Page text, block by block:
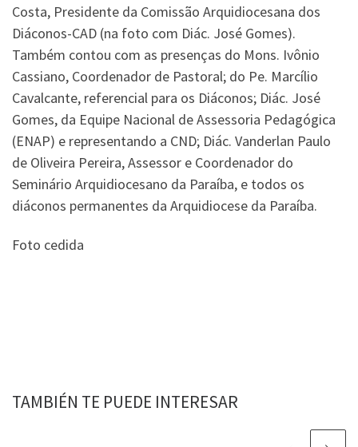
Costa, Presidente da Comissão Arquidiocesana dos
Diáconos-CAD (na foto com Diác. José Gomes).
Também contou com as presenças do Mons. Ivônio
Cassiano, Coordenador de Pastoral; do Pe. Marcílio
Cavalcante, referencial para os Diáconos; Diác. José
Gomes, da Equipe Nacional de Assessoria Pedagógica
(ENAP) e representando a CND; Diác. Vanderlan Paulo
de Oliveira Pereira, Assessor e Coordenador do
Seminário Arquidiocesano da Paraíba, e todos os
diáconos permanentes da Arquidiocese da Paraíba.
Foto cedida
TAMBIÉN TE PUEDE INTERESAR